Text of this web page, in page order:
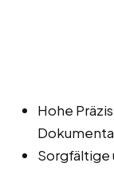
Hohe
Sorgfältige